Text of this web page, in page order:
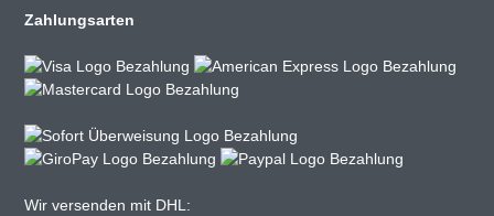
Zahlungsarten
Wir versenden mit DHL: